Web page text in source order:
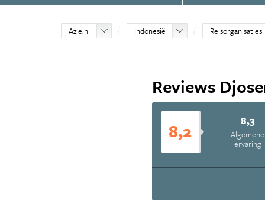
Azie.nl Indonesië Reisorganisaties
Reviews
8,2 8,3
Algemene
ervaring